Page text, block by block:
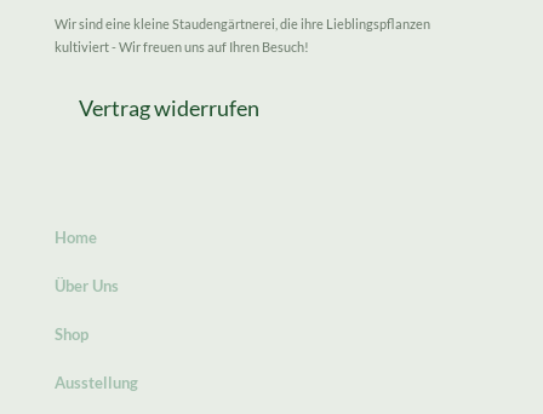
Wir sind eine kleine Staudengärtnerei, die ihre Lieblingspflanzen
kultiviert - Wir freuen uns auf Ihren Besuch!
Vertrag widerrufen
Home
Über Uns
Shop
Ausstellung